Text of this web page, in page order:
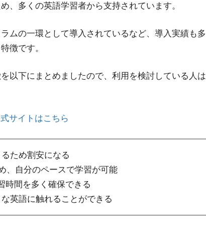
、多くの英語学習者から支持されています。
ムの一環として導入されているなど、導入実績も多
徴です。
以下にまとめましたので、利用を検討している人は
サイトはこちら
ため割安になる
、自分のペースで学習が可能
時間を多く確保できる
英語に触れることができる